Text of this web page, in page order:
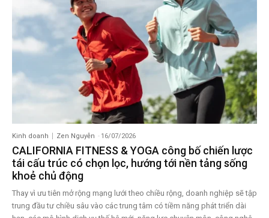
Kinh doanh Zen Nguyễn - 16/07/2026
CALIFORNIA FITNESS & YOGA công bố chiến lược
tái cấu trúc có chọn lọc, hướng tới nền tảng sống
khoẻ chủ động
Thay vì ưu tiên mở rộng mạng lưới theo chiều rộng, doanh nghiệp sẽ tập
trung đầu tư chiều sâu vào các trung tâm có tiềm năng phát triển dài